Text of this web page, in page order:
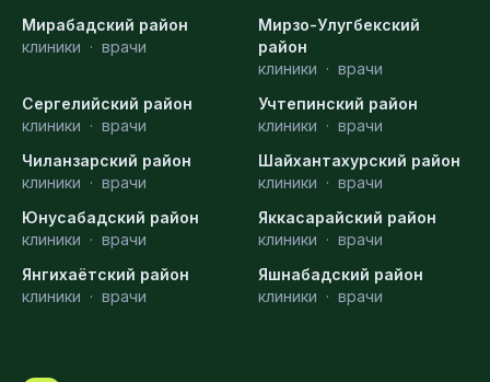
Мирабадский район
клиники · врачи
Мирзо-Улугбекский
район
клиники · врачи
Сергелийский район
клиники · врачи
Учтепинский район
клиники · врачи
Чиланзарский район
клиники · врачи
Шайхантахурский район
клиники · врачи
Юнусабадский район
клиники · врачи
Яккасарайский район
клиники · врачи
Янгихаётский район
клиники · врачи
Яшнабадский район
клиники · врачи